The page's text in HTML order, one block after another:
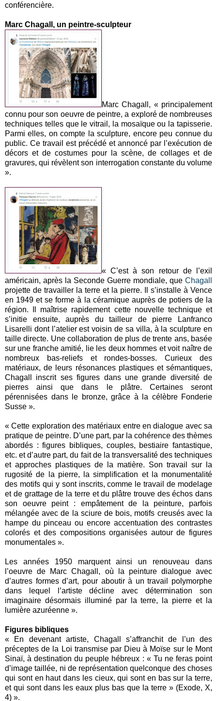
conférencière.
Marc Chagall, un peintre-sculpteur
Marc Chagall, « principalement
connu pour son oeuvre de peintre, a exploré de nombreuses
techniques telles que le vitrail, la mosaïque ou la tapisserie.
Parmi elles, on compte la sculpture, encore peu connue du
public. Ce travail est précédé et annoncé par l’exécution de
décors et de costumes pour la scène, de collages et de
gravures, qui révèlent son interrogation constante du volume
».
« C’est à son retour de l’exil
américain, après la Seconde Guerre mondiale, que Chagall
projette de travailler la terre et la pierre. Il s’installe à Vence
en 1949 et se forme à la céramique auprès de potiers de la
région. Il maîtrise rapidement cette nouvelle technique et
s’initie ensuite, auprès du tailleur de pierre Lanfranco
Lisarelli dont l’atelier est voisin de sa villa, à la sculpture en
taille directe. Une collaboration de plus de trente ans, basée
sur une franche amitié, lie les deux hommes et voit naître de
nombreux bas-reliefs et rondes-bosses. Curieux des
matériaux, de leurs résonances plastiques et sémantiques,
Chagall inscrit ses figures dans une grande diversité de
pierres ainsi que dans le plâtre. Certaines seront
pérennisées dans le bronze, grâce à la célèbre Fonderie
Susse ».
« Cette exploration des matériaux entre en dialogue avec sa
pratique de peintre. D’une part, par la cohérence des thèmes
abordés : figures bibliques, couples, bestiaire fantastique,
etc. et d’autre part, du fait de la transversalité des techniques
et approches plastiques de la matière. Son travail sur la
rugosité de la pierre, la simplification et la monumentalité
des motifs qui y sont inscrits, comme le travail de modelage
et de grattage de la terre et du plâtre trouve des échos dans
son oeuvre peint : empâtement de la peinture, parfois
mélangée avec de la sciure de bois, motifs creusés avec la
hampe du pinceau ou encore accentuation des contrastes
colorés et des compositions organisées autour de figures
monumentales ».
Les années 1950 marquent ainsi un renouveau dans
l’oeuvre de Marc Chagall, où la peinture dialogue avec
d’autres formes d’art, pour aboutir à un travail polymorphe
dans lequel l’artiste décline avec détermination son
imaginaire désormais illuminé par la terre, la pierre et la
lumière azuréenne ».
Figures bibliques
« En devenant artiste, Chagall s’affranchit de l’un des
préceptes de la Loi transmise par Dieu à Moïse sur le Mont
Sinaï, à destination du peuple hébreux : « Tu ne feras point
d’image taillée, ni de représentation quelconque des choses
qui sont en haut dans les cieux, qui sont en bas sur la terre,
et qui sont dans les eaux plus bas que la terre » (Exode, X,
4) ».